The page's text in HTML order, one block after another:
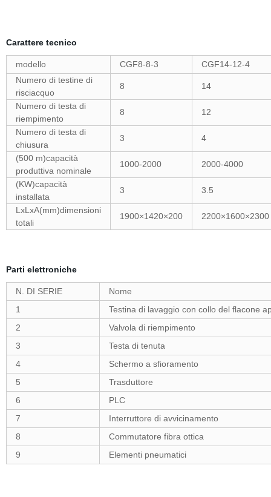
Carattere tecnico
modello CGF8-8-3
CGF14-12-4
Numero di testine di
risciacquo
8 14
Numero di testa di
riempimento
8 12
Numero di testa di
chiusura
3 4
(500 m)capacità
produttiva nominale
1000-2000 2000-4000
(KW)capacità
installata
3 3.5
LxLxA(mm)dimensioni
totali
1900×1420×200 2200×1600×2300
Parti elettroniche
N. DI SERIE
Nome
1
Testina di lavaggio con collo del flacone
2
Valvola di riempimento
3
Testa di tenuta
4
Schermo a sfioramento
5
Trasduttore
6
PLC
7
Interruttore di avvicinamento
8
Commutatore fibra ottica
9
Elementi pneumatici